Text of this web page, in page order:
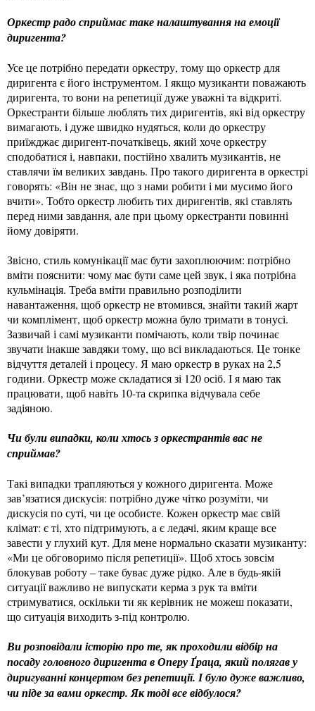
Оркестр радо сприймає таке налаштування на емоції
диригента?
Усе це потрібно передати оркестру, тому що оркестр для
диригента є його інструментом. І якщо музиканти поважають
диригента, то вони на репетиції дуже уважні та відкриті.
Оркестранти більше люблять тих диригентів, які від оркестру
вимагають, і дуже швидко нудяться, коли до оркестру
приїжджає диригент-початківець, який хоче оркестру
сподобатися і, навпаки, постійно хвалить музикантів, не
ставлячи їм великих завдань. Про такого диригента в оркестрі
говорять: «Він не знає, що з нами робити і ми мусимо його
вчити». Тобто оркестр любить тих диригентів, які ставлять
перед ними завдання, але при цьому оркестранти повинні
йому довіряти.
Звісно, стиль комунікації має бути захоплюючим: потрібно
вміти пояснити: чому має бути саме цей звук, і яка потрібна
кульмінація. Треба вміти правильно розподілити
навантаження, щоб оркестр не втомився, знайти такий жарт
чи комплімент, щоб оркестр можна було тримати в тонусі.
Зазвичай і самі музиканти помічають, коли твір починає
звучати інакше завдяки тому, що всі викладаються. Це тонке
відчуття деталей і процесу. Я маю оркестр в руках на 2,5
години. Оркестр може складатися зі 120 осіб. І я маю так
працювати, щоб навіть 10-та скрипка відчувала себе
задіяною.
Чи були випадки, коли хтось з оркестрантів вас не
сприймав?
Такі випадки трапляються у кожного диригента. Може
зав’язатися дискусія: потрібно дуже чітко розуміти, чи
дискусія по суті, чи це особисте. Кожен оркестр має свій
клімат: є ті, хто підтримують, а є ледачі, яким краще все
завести у глухий кут. Для мене нормально сказати музиканту:
«Ми це обговоримо після репетиції». Щоб хтось зовсім
блокував роботу – таке буває дуже рідко. Але в будь-якій
ситуації важливо не випускати керма з рук та вміти
стримуватися, оскільки ти як керівник не можеш показати,
що ситуація виходить з-під контролю.
Ви розповідали історію про те, як проходили відбір на
посаду головного диригента в Оперу Ґраца, який полягав у
диригуванні концертом без репетиції. І було дуже важливо,
чи піде за вами оркестр. Як тоді все відбулося?